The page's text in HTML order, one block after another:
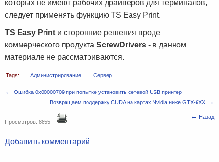
которых не имеют рабочих драйверов для терминалов,
следует применять функцию TS Easy Print.
TS Easy Print и сторонние решения вроде
коммерческого продукта ScrewDrivers - в данном
материале не рассматриваются.
Tags: Администрирование Сервер
← Ошибка 0x00000709 при попытке установить сетевой USB принтер
Возвращаем поддержку CUDA на картах Nvidia ниже GTX-6XX →
Просмотров: 8855
← Назад
Добавить комментарий